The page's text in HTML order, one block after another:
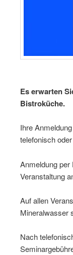
Es erwarten
Bistroküche.
Ihre
telefonisch
Anmeldung per
Veranstaltung
Auf allen
Mineralwasser
Nach